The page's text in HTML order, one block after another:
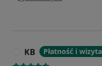
KB Płatność i